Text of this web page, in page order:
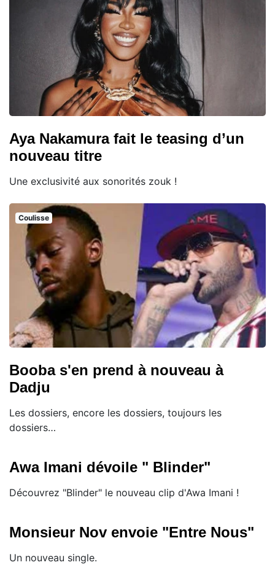
Aya Nakamura fait le teasing d’un
nouveau titre
Une exclusivité aux sonorités zouk !
Coulisse
Booba s'en prend à nouveau à
Dadju
Les dossiers, encore les dossiers, toujours les
dossiers…
Awa Imani dévoile " Blinder"
Découvrez "Blinder" le nouveau clip d'Awa Imani !
Monsieur Nov envoie "Entre Nous"
Un nouveau single.